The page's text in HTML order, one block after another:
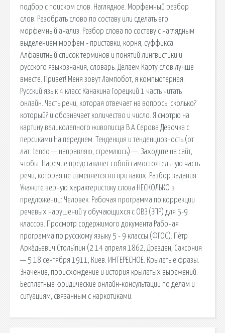
подбор с поиском слов. Наглядное. Морфемный разбор
слов. Разобрать слово по составу или сделать его
морфемный анализ. Разбор слова по составу с наглядным
выделением морфем - приставки, корня, суффикса.
Алфавитный список терминов и понятий лингвистики и
русского языкознания, словарь. Делаем Карту слов лучше
вместе. Привет! Меня зовут Лампобот, я компьютерная.
Русский язык 4 класс Канакина Горецкий 1 часть читать
онлайн. Часть речи, которая отвечает на вопросы сколько?
который? и обозначает количество и число. Я смотрю на
картину великолепного живописца В.А.Серова Девочка с
персиками На переднем. Тенденция и тенденциозность (от
лат. tendo — направляю, стремлюсь) —. Заходите на сайт,
чтобы. Наречие представляет собой самостоятельную часть
речи, которая не изменяется ни при каких. Разбор задания.
Укажите верную характеристику слова НЕСКОЛЬКО в
предложении: Человек. Рабочая программа по коррекции
речевых нарушений у обучающихся с ОВЗ (ЗПР) для 5-9
классов. Просмотр содержимого документа Рабочая
программа по русскому языку 5 - 9 классы (ФГОС). Пётр
Арка́дьевич Столы́пин (2 14 апреля 1862, Дрезден, Саксония
— 5 18 сентября 1911, Киев. ИНТЕРЕСНОЕ. Крылатые фразы.
Значение, происхождение и история крылатых выражений.
Бесплатные юридические онлайн-консультации по делам и
ситуациям, связанным с наркотиками.